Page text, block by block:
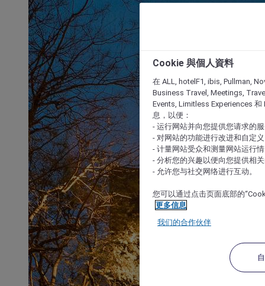
Cookie 與個人資料
在 ALL, hotelF1, ibis, Pullman,
Business Travel, Meetings,
Events, Limitless Experiences 和
息，以便：
- 运行网站并向您提供您请求的
- 对网站的功能进行改进和自定义
- 计量网站受众和测量网站运行
- 分析您的兴趣以便向您提供相
- 允许您与社交网络进行互动。
您可以通过点击页面底部的
更多信息
我们的合作伙伴